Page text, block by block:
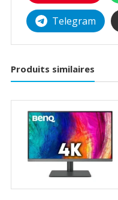
Telegram
Produits similaires